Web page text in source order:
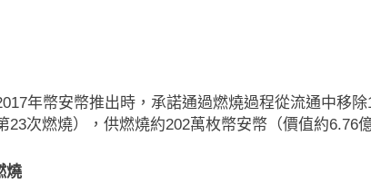
年幣安幣推出時，承諾通過燃燒過程從流通中移
23次燃燒），供燃燒約202萬枚幣安幣（價值約6.76
燒